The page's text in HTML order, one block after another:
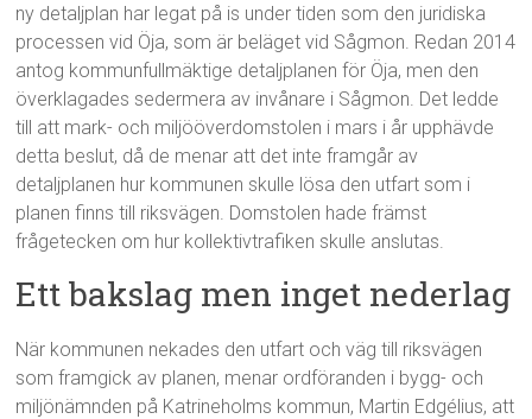
ny detaljplan har legat på is under tiden som den juridiska
processen vid Öja, som är beläget vid Sågmon. Redan 2014
antog kommunfullmäktige detaljplanen för Öja, men den
överklagades sedermera av invånare i Sågmon. Det ledde
till att mark- och miljööverdomstolen i mars i år upphävde
detta beslut, då de menar att det inte framgår av
detaljplanen hur kommunen skulle lösa den utfart som i
planen finns till riksvägen. Domstolen hade främst
frågetecken om hur kollektivtrafiken skulle anslutas.
Ett bakslag men inget nederlag
När kommunen nekades den utfart och väg till riksvägen
som framgick av planen, menar ordföranden i bygg- och
miljönämnden på Katrineholms kommun, Martin Edgélius, att